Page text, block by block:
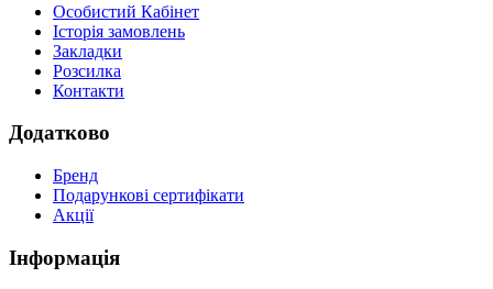
Особистий Кабінет
Історія замовлень
Закладки
Розсилка
Контакти
Додатково
Бренд
Подарункові сертифікати
Акції
Інформація